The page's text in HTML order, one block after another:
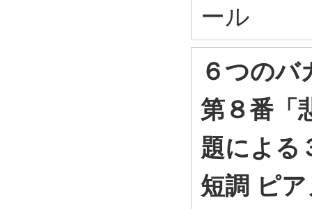
ール
６つのバ
第８番「
題によ
短調 ピ